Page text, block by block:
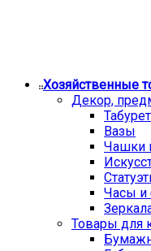
Хозяйственные
Декор,
Вазы
Чашки
Часы и
Товары для